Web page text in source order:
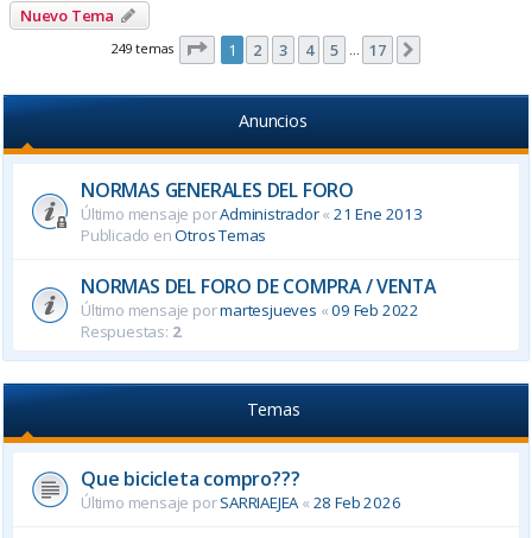
Nuevo Tema
249 temas Página de 17
1 2 3 4 5 … 17
Anuncios
NORMAS GENERALES DEL FORO
Último mensaje porAdministrador«21 Ene 2013
Publicado enOtros Temas
NORMAS DEL FORO DE COMPRA / VENTA
Último mensaje pormartesjueves «09 Feb 2022
Respuestas: 2
Temas
Que bicicleta compro???
Último mensaje porSARRIAEJEA« 28 Feb 2026